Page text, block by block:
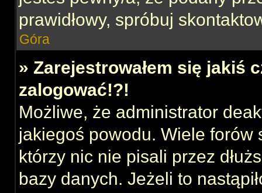
prawidłowy, spróbuj
Góra
» Zarejestrowałem się jakiś
zalogować!?!
Możliwe, że administrator
jakiegoś powodu. Wiele forów
którzy nic nie pisali przez
bazy danych. Jeżeli to